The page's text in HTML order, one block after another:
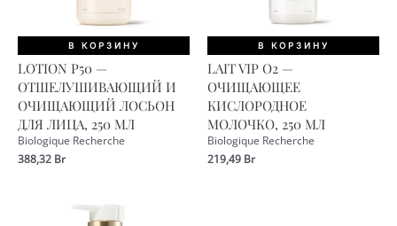
В КОРЗИНУ
LOTION P50 —
ОТШЕЛУШИВАЮЩИЙ И
ОЧИЩАЮЩИЙ ЛОСЬОН
ДЛЯ ЛИЦА, 250 МЛ
Biologique Recherche
388,32 Br
В КОРЗИНУ
LAIT VIP O2 —
ОЧИЩАЮЩЕЕ
КИСЛОРОДНОЕ
МОЛОЧКО, 250 МЛ
Biologique Recherche
219,49 Br